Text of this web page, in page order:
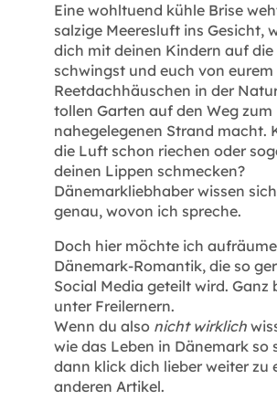
Eine wohltuend kühle Brise
salzige Meeresluft ins Gesicht,
dich mit deinen Kindern auf
schwingst und euch von eurem
Reetdachhäuschen in der
tollen Garten auf den Weg zum
nahegelegenen Strand macht.
die Luft schon riechen oder
deinen Lippen schmecken?
Dänemarkliebhaber wissen
genau, wovon ich spreche.
Doch hier möchte ich
Dänemark-Romantik, die so
Social Media geteilt wird. Ganz
unter Freilernern.
Wenn du also nicht wirklich
wie das Leben in Dänemark so
dann klick dich lieber weiter zu
anderen Artikel.